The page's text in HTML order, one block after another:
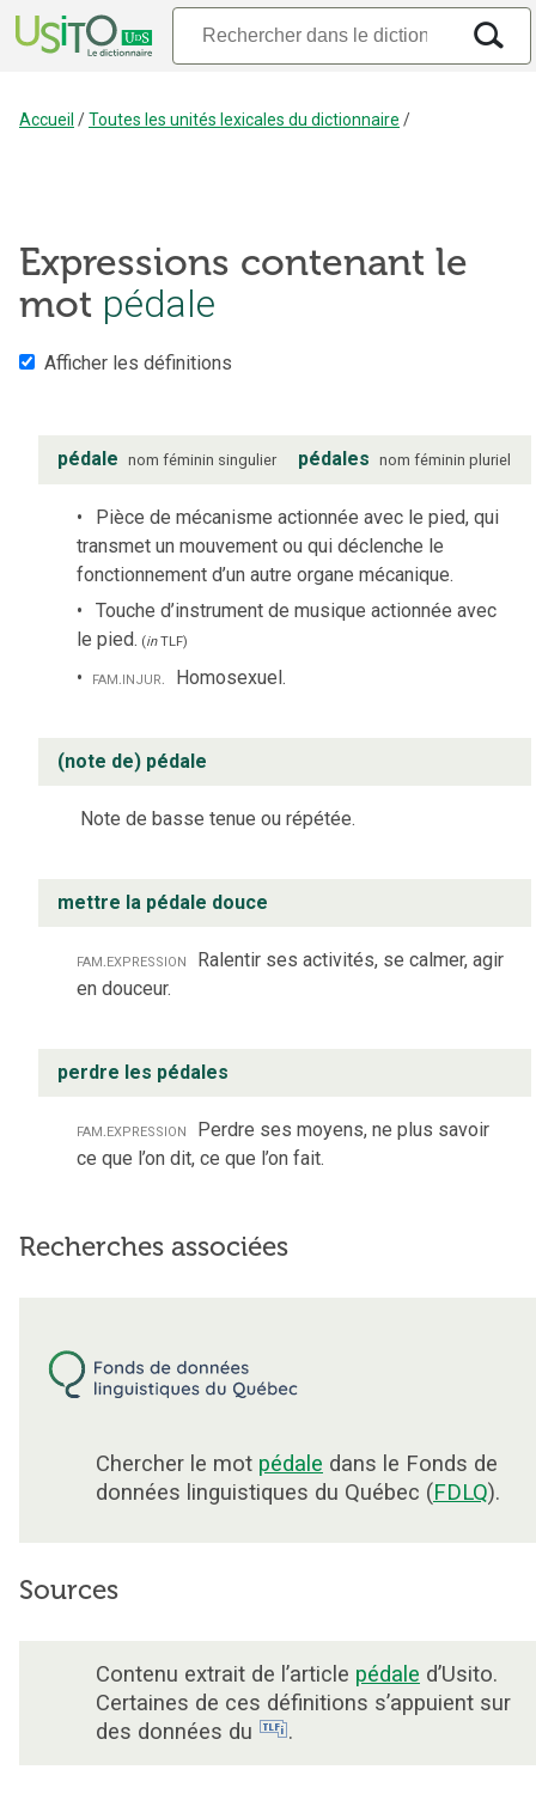
Accueil /Toutes les unités lexicales du dictionnaire /
Expressions contenant le
mot pédale
Afficher les définitions
pédale nom féminin singulier pédales nom féminin pluriel
Pièce de mécanisme actionnée avec le pied, qui
transmet un mouvement ou qui déclenche le
fonctionnement d’un autre organe mécanique.
Touche d’instrument de musique actionnée avec
le pied. (inTLF)
fam.injur. Homosexuel.
(note de) pédale
Note de basse tenue ou répétée.
mettre la pédale douce
fam.expression Ralentir ses activités, se calmer, agir
en douceur.
perdre les pédales
fam.expression Perdre ses moyens, ne plus savoir
ce que l’on dit, ce que l’on fait.
Recherches associées
Chercher le mot pédale dans le Fonds de
données linguistiques du Québec (FDLQ).
Sources
Contenu extrait de l’article pédale d’Usito.
Certaines de ces définitions s’appuient sur
des données du
.